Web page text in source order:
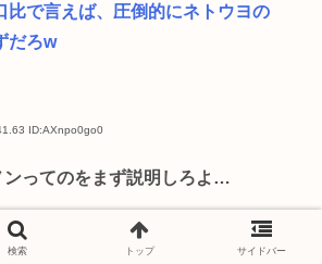
比で言えば、圧倒的にネトウヨの
だろw
ID:AXnpo0go0
ンってのをまず説明しろよ…
検索 トップ サイドバー